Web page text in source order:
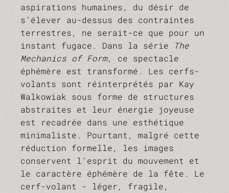
aspirations humaines, du désir de
s’élever au-dessus des contraintes
terrestres, ne serait-ce que pour un
instant fugace. Dans la série
The
Mechanics of Form, ce spectacle
éphémère est transformé. Les cerfs-
volants sont réinterprétés par Kay
Walkowiak sous forme de structures
abstraites et leur énergie joyeuse
est recadrée dans une esthétique
minimaliste. Pourtant, malgré cette
réduction formelle, les images
conservent l’esprit du mouvement et
le caractère éphémère de la fête. Le
cerf-volant - léger, fragile,